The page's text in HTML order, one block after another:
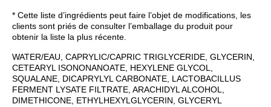
* Cette liste d’ingrédients peut faire l’objet de modifications, les
clients sont priés de consulter l’emballage du produit pour
obtenir la liste la plus récente.
WATER/EAU, CAPRYLIC/CAPRIC TRIGLYCERIDE, GLYCERIN,
CETEARYL ISONONANOATE, HEXYLENE GLYCOL,
SQUALANE, DICAPRYLYL CARBONATE, LACTOBACILLUS
FERMENT LYSATE FILTRATE, ARACHIDYL ALCOHOL,
DIMETHICONE, ETHYLHEXYLGLYCERIN, GLYCERYL